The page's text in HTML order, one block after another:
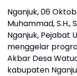
Nganjuk, 06
Muhammad, S.H.,
Nganjuk, Pejabat
menggelar
Akbar Desa
kabupaten